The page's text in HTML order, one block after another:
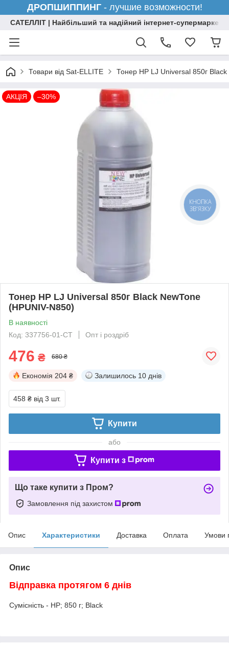
ДРОПШИППИНГ- лучшие возможности!
САТЕЛЛІТ | Найбільший та надійний інтернет-супермаркет
Товари від Sat-ELLITE Тонер HP LJ Universal 850г
АКЦІЯ –30%
Тонер HP LJ Universal 850г Black NewTone
(HPUNIV-N850)
В наявності
Код: 337756-01-СТ
Опт і роздріб
476 ₴ 680 ₴
Економія 204 ₴ Залишилось 10 днів
458 ₴ від 3 шт.
Купити
або
Купити з
Що таке купити з Пром?
Замовлення під захистом
Опис Характеристики Доставка Оплата Умови
Опис
Відправка протягом 6 днів
Сумісність - HP; 850 г; Black
КНОПКА
ЗВ'ЯЗКУ